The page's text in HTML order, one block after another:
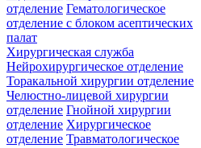
отделение Гематологическое
отделение c блоком асептических
палат
Хирургическая служба
Нейрохирургическое отделение
Торакальной хирургии отделение
Челюстно-лицевой хирургии
отделение Гнойной хирургии
отделение Хирургическое
отделение Травматологическое